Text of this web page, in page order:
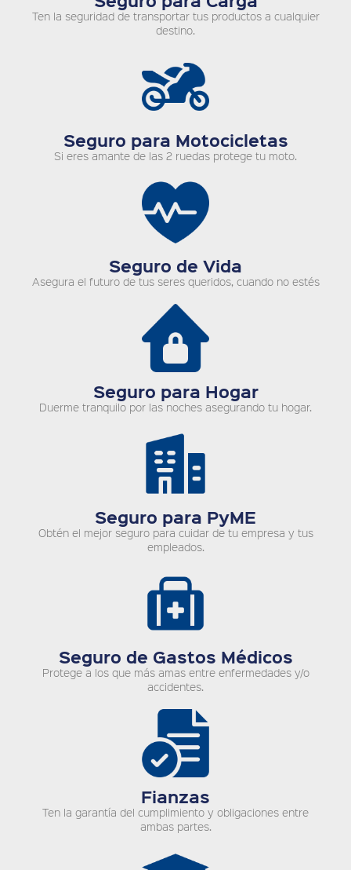
Ten la seguridad de transportar tus productos a cualquier
destino.
Seguro para Motocicletas
Si eres amante de las 2 ruedas protege tu moto.
Seguro de Vida
Asegura el futuro de tus seres queridos, cuando no estés
Seguro para Hogar
Duerme tranquilo por las noches asegurando tu hogar.
Seguro para PyME
Obtén el mejor seguro para cuidar de tu empresa y tus
empleados.
Seguro de Gastos Médicos
Protege a los que más amas entre enfermedades y/o
accidentes.
Fianzas
Ten la garantía del cumplimiento y obligaciones entre
ambas partes.